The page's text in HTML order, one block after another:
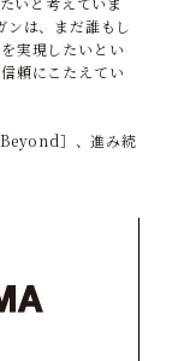
は、まだ誰もし
実現したいとい
頼にこたえてい
］、進み続